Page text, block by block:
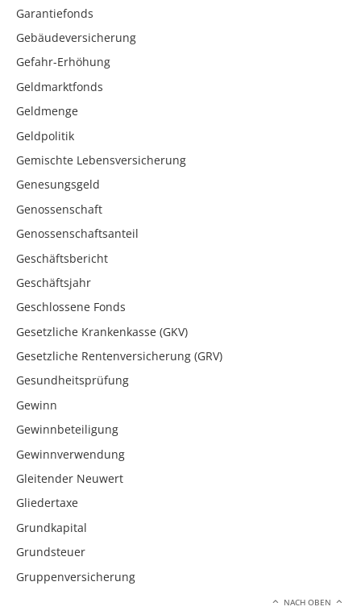
Garantiefonds
Gebäudeversicherung
Gefahr-Erhöhung
Geldmarktfonds
Geldmenge
Geldpolitik
Gemischte Lebensversicherung
Genesungsgeld
Genossenschaft
Genossenschaftsanteil
Geschäftsbericht
Geschäftsjahr
Geschlossene Fonds
Gesetzliche Krankenkasse (GKV)
Gesetzliche Rentenversicherung (GRV)
Gesundheitsprüfung
Gewinn
Gewinnbeteiligung
Gewinnverwendung
Gleitender Neuwert
Gliedertaxe
Grundkapital
Grundsteuer
Gruppenversicherung
NACH OBEN